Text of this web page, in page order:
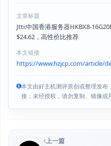
文章标题
Jtti:中国香港服务器HKBX8-
$24.62，高性价比推荐
本文链接
https://www.hzjcp.com/article/
本文由好主机测评原创或整理发
接；未经授权，请勿复制、镜像或
上一篇